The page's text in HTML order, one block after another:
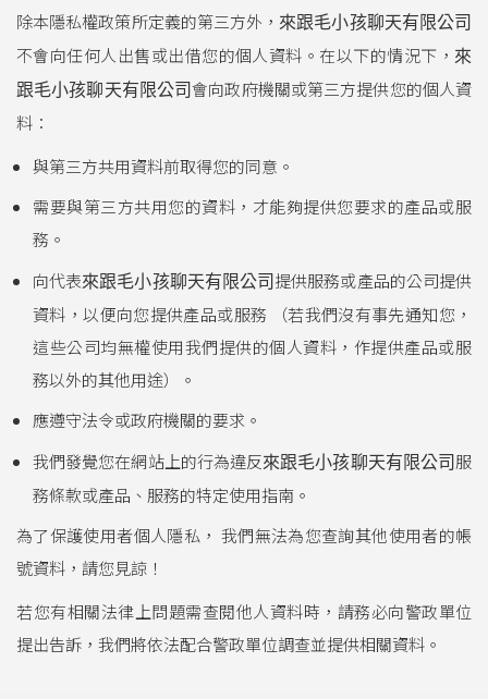
除本隱私權政策所定義的第三方外， 來跟毛小孩聊天有限公司
不會向任何人出售或出借您的個人資料。 在以下的情況下， 來
跟毛小孩聊天有限公司會向政府機關或第三方提供您的個人資
料：
與第三方共用資料前取得您的同意。
需要與第三方共用您的資料，才能夠提供您要求的產品或服
務。
向代表來跟毛小孩聊天有限公司 提供服務或產品的公司提供
資料，以便向您提供產品或服務 （若我們沒有事先通知您，
這些公司均無權使用我們提供的個人資料，作提供產品或服
務以外的其他用途）。
應遵守法令或政府機關的要求。
我們發覺您在網站上的行為違反來跟毛小孩聊天有限公司 服
務條款或產品、服務的特定使用指南。
為了保護使用者個人隱私， 我們無法為您查詢其他使用者的帳
號資料，請您見諒！
若您有相關法律上問題需查閱他人資料時，請務必向警政單位
提出告訴，我們將依法配合警政單位調查並提供相關資料。